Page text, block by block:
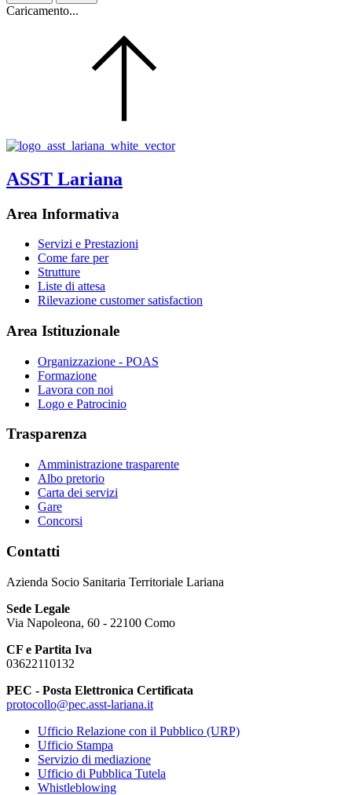
Caricamento...
ASST Lariana
Area Informativa
Servizi e Prestazioni
Come fare per
Strutture
Liste di attesa
Rilevazione customer satisfaction
Area Istituzionale
Organizzazione - POAS
Formazione
Lavora con noi
Logo e Patrocinio
Trasparenza
Amministrazione trasparente
Albo pretorio
Carta dei servizi
Gare
Concorsi
Contatti
Azienda Socio Sanitaria Territoriale Lariana
Sede Legale
Via Napoleona, 60 - 22100 Como
CF e Partita Iva
03622110132
PEC - Posta Elettronica Certificata
protocollo@pec.asst-lariana.it
Ufficio Relazione con il Pubblico (URP)
Ufficio Stampa
Servizio di mediazione
Ufficio di Pubblica Tutela
Whistleblowing